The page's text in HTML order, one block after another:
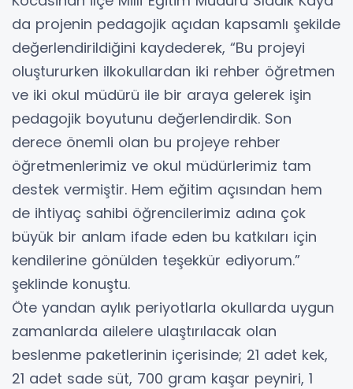
da projenin pedagojik açıdan kapsamlı şekilde
değerlendirildiğini kaydederek, “Bu projeyi
oluştururken ilkokullardan iki rehber öğretmen
ve iki okul müdürü ile bir araya gelerek işin
pedagojik boyutunu değerlendirdik. Son
derece önemli olan bu projeye rehber
öğretmenlerimiz ve okul müdürlerimiz tam
destek vermiştir. Hem eğitim açısından hem
de ihtiyaç sahibi öğrencilerimiz adına çok
büyük bir anlam ifade eden bu katkıları için
kendilerine gönülden teşekkür ediyorum.”
şeklinde konuştu.
Öte yandan aylık periyotlarla okullarda uygun
zamanlarda ailelere ulaştırılacak olan
beslenme paketlerinin içerisinde; 21 adet kek,
21 adet sade süt, 700 gram kaşar peyniri, 1